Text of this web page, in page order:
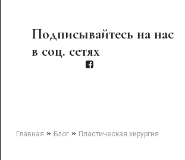
Подписывайтесь на нас
в соц. сетях
Главная » Блог» Пластическая хирургия